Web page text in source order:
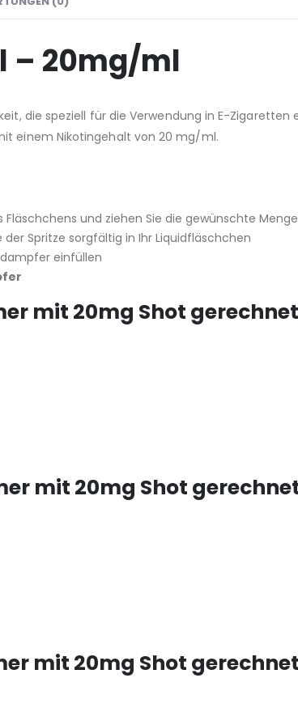
– 20mg/ml
die speziell für die Verwendung in E-
einem Nikotingehalt von 20 mg/ml.
und ziehen Sie die gewünschte
Spritze sorgfältig in Ihr Liquidfläschchen
einfüllen
mit 20mg Shot
mit 20mg Shot
mit 20mg Shot